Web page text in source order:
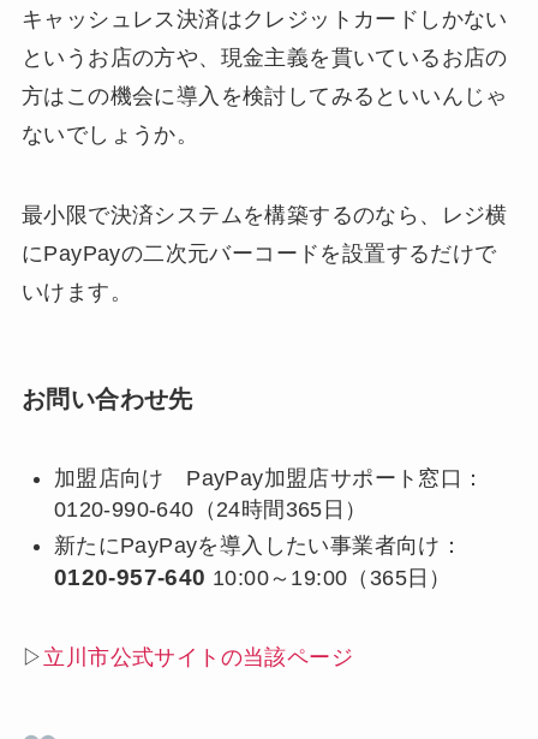
キャッシュレス決済はクレジットカードしかない
というお店の方や、現金主義を貫いているお店の
方はこの機会に導入を検討してみるといいんじゃ
ないでしょうか。
最小限で決済システムを構築するのなら、レジ横
にPayPayの二次元バーコードを設置するだけで
いけます。
お問い合わせ先
加盟店向け PayPay加盟店サポート窓口：
0120-990-640（24時間365日）
新たにPayPayを導入したい事業者向け：
0120-957-640 10:00～19:00（365日）
▷ 立川市公式サイトの当該ページ